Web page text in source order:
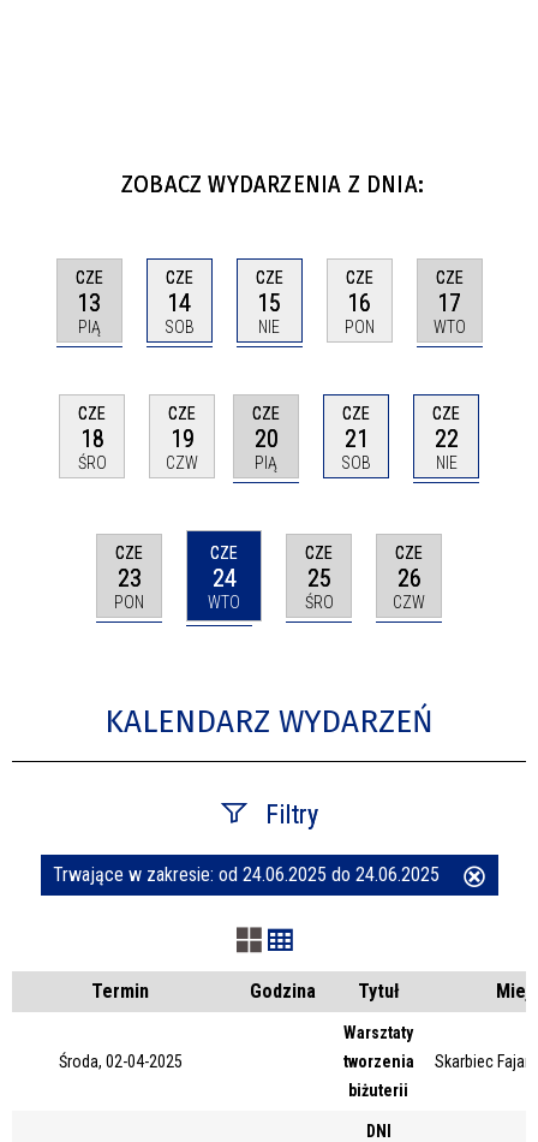
ZOBACZ WYDARZENIA Z DNIA:
CZE
13
PIĄ
CZE
14
SOB
CZE
15
NIE
CZE
16
PON
CZE
17
WTO
CZE
18
ŚRO
CZE
19
CZW
CZE
20
PIĄ
CZE
21
SOB
CZE
22
NIE
CZE
23
PON
CZE
24
WTO
CZE
25
ŚRO
CZE
26
CZW
KALENDARZ WYDARZEŃ
Filtry
Szukana fraza
Kategoria
Trwające w zakresie
Trwające w zakresie: od 24.06.2025 do 24.06.2025
Termin Godzina Tytuł
Środa, 02-04-2025
Warsztaty
tworzenia
biżuterii
Skarbiec
DNI